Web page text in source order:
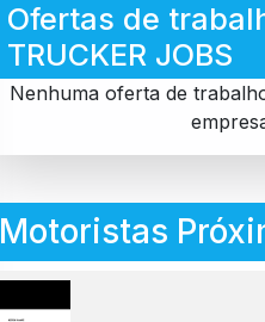
Ofertas de
TRUCKER JOBS
Nenhuma oferta de
Motoristas